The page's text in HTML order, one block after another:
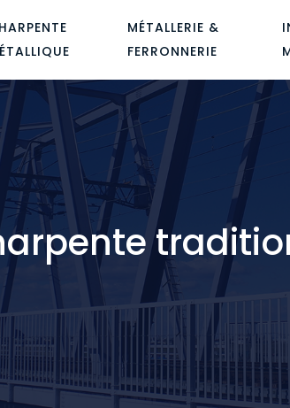
MÉTALLERIE &
FERRONNERIE